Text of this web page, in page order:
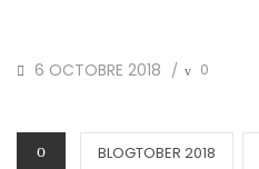
POSTED
6 OCTOBRE 2018 / 0
CATEGORIES
BLOGTOBER 2018